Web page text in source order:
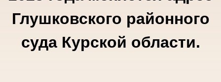
Глушковского районного
суда Курской области.